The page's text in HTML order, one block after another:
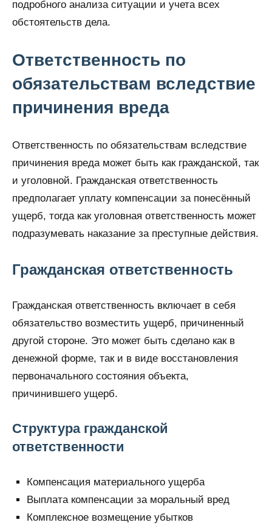
подробного анализа ситуации и учета всех
обстоятельств дела.
Ответственность по
обязательствам вследствие
причинения вреда
Ответственность по обязательствам вследствие
причинения вреда может быть как гражданской, так
и уголовной. Гражданская ответственность
предполагает уплату компенсации за понесённый
ущерб, тогда как уголовная ответственность может
подразумевать наказание за преступные действия.
Гражданская ответственность
Гражданская ответственность включает в себя
обязательство возместить ущерб, причиненный
другой стороне. Это может быть сделано как в
денежной форме, так и в виде восстановления
первоначального состояния объекта,
причинившего ущерб.
Структура гражданской
ответственности
Компенсация материального ущерба
Выплата компенсации за моральный вред
Комплексное возмещение убытков